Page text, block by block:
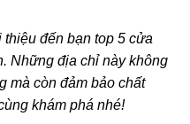
đến bạn top 5 cửa
Những địa chỉ này không
mà còn đảm bảo chất
khám phá nhé!